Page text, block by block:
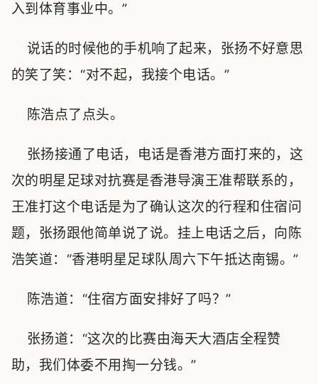
入到体育事业中。”
说话的时候他的手机响了起来，张扬不好意思
的笑了笑：“对不起，我接个电话。”
陈浩点了点头。
张扬接通了电话，电话是香港方面打来的，这
次的明星足球对抗赛是香港导演王准帮联系的，
王准打这个电话是为了确认这次的行程和住宿问
题，张扬跟他简单说了说。挂上电话之后，向陈
浩笑道：“香港明星足球队周六下午抵达南锡。”
陈浩道：“住宿方面安排好了吗？”
张扬道：“这次的比赛由海天大酒店全程赞
助，我们体委不用掏一分钱。”